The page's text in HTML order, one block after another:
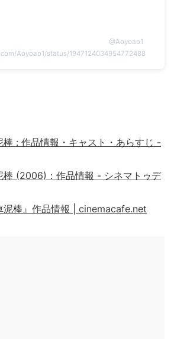
@Aoyoao1
Aoyoao1/status/1947124034954772488
棒 : 作品情報・キャスト・あらすじ -
棒 (2006)：作品情報 - シネマトゥデ
泥棒』作品情報 | cinemacafe.net